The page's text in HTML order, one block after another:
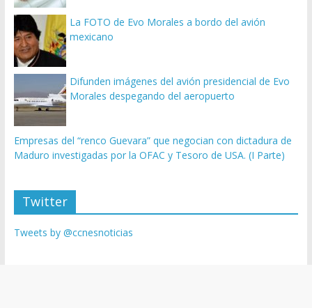
La FOTO de Evo Morales a bordo del avión
mexicano
Difunden imágenes del avión presidencial de Evo
Morales despegando del aeropuerto
Empresas del “renco Guevara” que negocian con dictadura de
Maduro investigadas por la OFAC y Tesoro de USA. (I Parte)
Twitter
Tweets by @ccnesnoticias